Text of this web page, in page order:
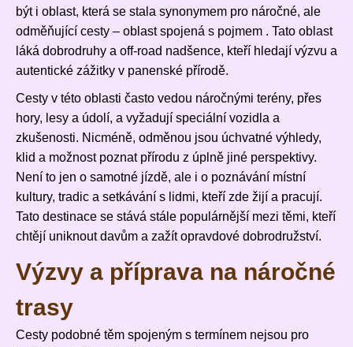
být i oblast, která se stala synonymem pro náročné, ale
odměňující cesty – oblast spojená s pojmem . Tato oblast
láká dobrodruhy a off-road nadšence, kteří hledají výzvu a
autentické zážitky v panenské přírodě.
Cesty v této oblasti často vedou náročnými terény, přes
hory, lesy a údolí, a vyžadují speciální vozidla a
zkušenosti. Nicméně, odměnou jsou úchvatné výhledy,
klid a možnost poznat přírodu z úplně jiné perspektivy.
Není to jen o samotné jízdě, ale i o poznávání místní
kultury, tradic a setkávání s lidmi, kteří zde žijí a pracují.
Tato destinace se stává stále populárnější mezi těmi, kteří
chtějí uniknout davům a zažít opravdové dobrodružství.
Výzvy a příprava na náročné
trasy
Cesty podobné těm spojeným s termínem nejsou pro